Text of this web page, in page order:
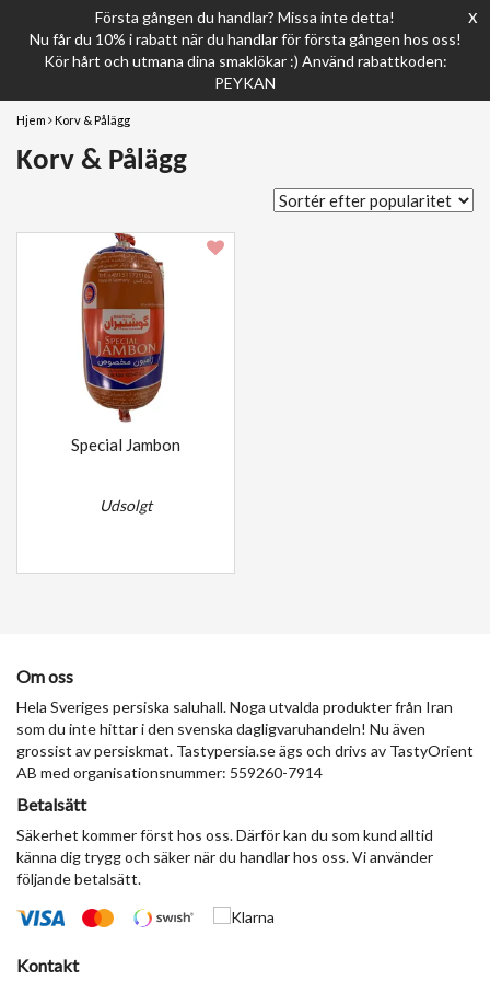
x
Första gången du handlar? Missa inte detta!
Nu får du 10% i rabatt när du handlar för första gången hos oss!
Kör hårt och utmana dina smaklökar :) Använd rabattkoden:
PEYKAN
Hjem Korv & Pålägg
Korv & Pålägg
Special Jambon
Udsolgt
Om oss
Hela Sveriges persiska saluhall. Noga utvalda produkter från Iran
som du inte hittar i den svenska dagligvaruhandeln! Nu även
grossist av persiskmat. Tastypersia.se ägs och drivs av TastyOrient
AB med organisationsnummer: 559260-7914
Betalsätt
Säkerhet kommer först hos oss. Därför kan du som kund alltid
känna dig trygg och säker när du handlar hos oss. Vi använder
följande betalsätt.
Kontakt